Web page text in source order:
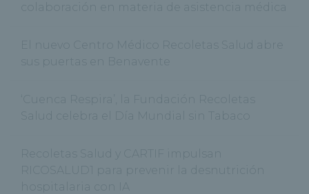
colaboración en materia de asistencia médica
El nuevo Centro Médico Recoletas Salud abre
sus puertas en Benavente
‘Cuenca Respira’, la Fundación Recoletas
Salud celebra el Día Mundial sin Tabaco
Recoletas Salud y CARTIF impulsan
RICOSALUD1 para prevenir la desnutrición
hospitalaria con IA